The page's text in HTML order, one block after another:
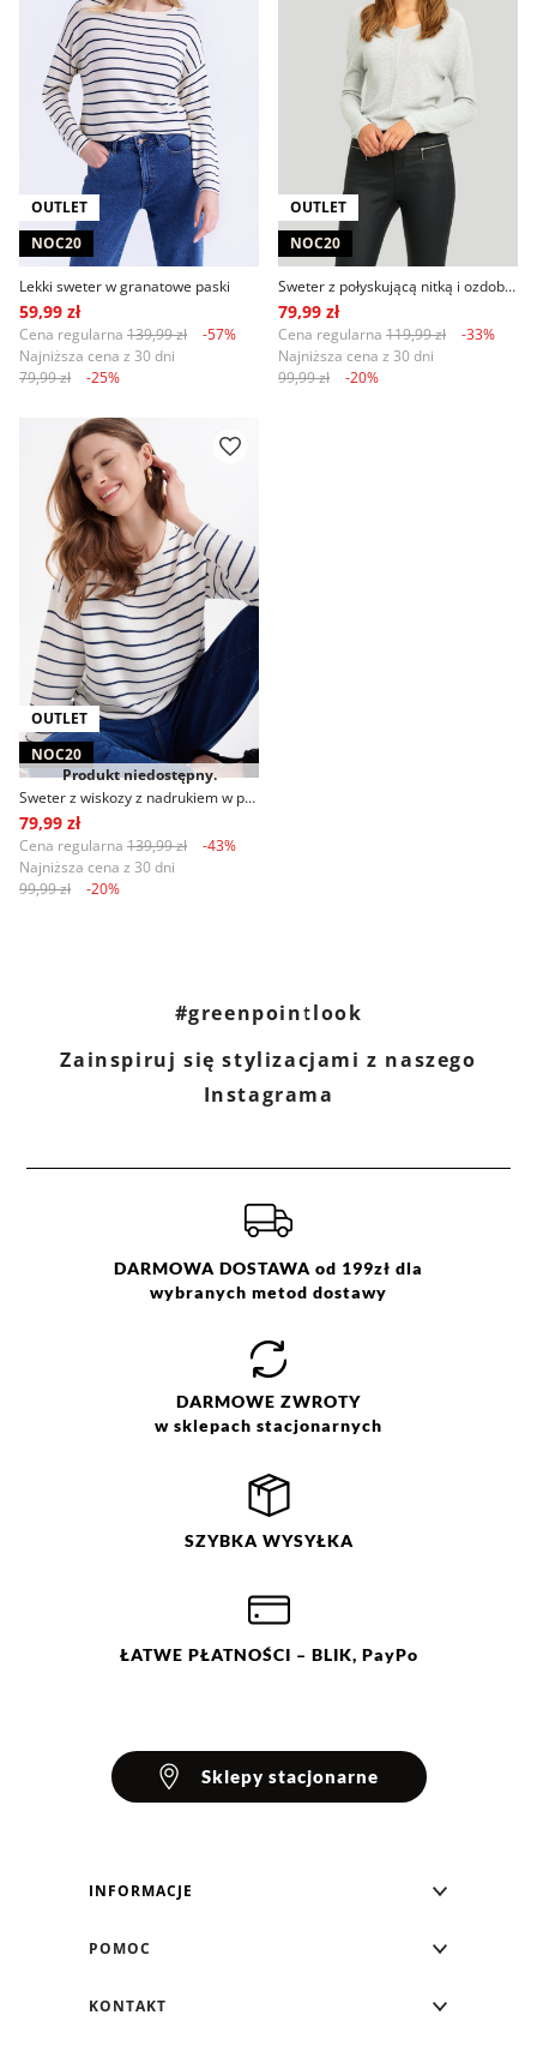
OUTLET
NOC20
Lekki sweter w granatowe paski
59,99 zł
Cena regularna 139,99 zł
-57%
Najniższa cena z 30 dni
79,99 zł
-25%
OUTLET
NOC20
Sweter z połyskującą nitką i ozdobnym przeszyciem na plecach
79,99 zł
Cena regularna 119,99 zł
-33%
Najniższa cena z 30 dni
99,99 zł
-20%
OUTLET
NOC20
Produkt niedostępny.
Sweter z wiskozy z nadrukiem w paski
79,99 zł
Cena regularna 139,99 zł
-43%
Najniższa cena z 30 dni
99,99 zł
-20%
#greenpointlook
Zainspiruj się stylizacjami z naszego
Instagrama
DARMOWA DOSTAWA od 199zł dla
wybranych metod dostawy
DARMOWE ZWROTY
w sklepach stacjonarnych
SZYBKA WYSYŁKA
ŁATWE PŁATNOŚCI – BLIK, PayPo
Sklepy stacjonarne
INFORMACJE
Klub Greenpoint
POMOC
KONTAKT